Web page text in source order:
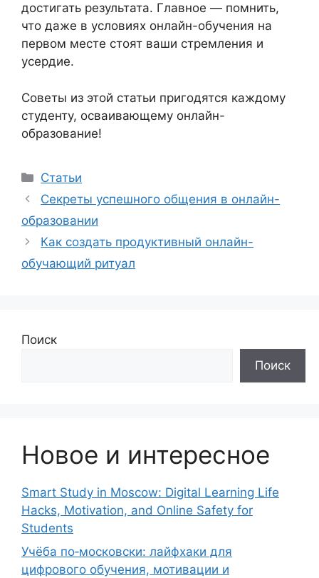
достигать результата. Главное — помнить,
что даже в условиях онлайн-обучения на
первом месте стоят ваши стремления и
усердие.
Советы из этой статьи пригодятся каждому
студенту, осваивающему онлайн-
образование!
Рубрики
Статьи
Секреты успешного общения в онлайн-
образовании
Как создать продуктивный онлайн-
обучающий ритуал
Поиск
Поиск
Новое и интересное
Smart Study in Moscow: Digital Learning Life
Hacks, Motivation, and Online Safety for
Students
Учёба по‑московски: лайфхаки для
цифрового обучения, мотивации и